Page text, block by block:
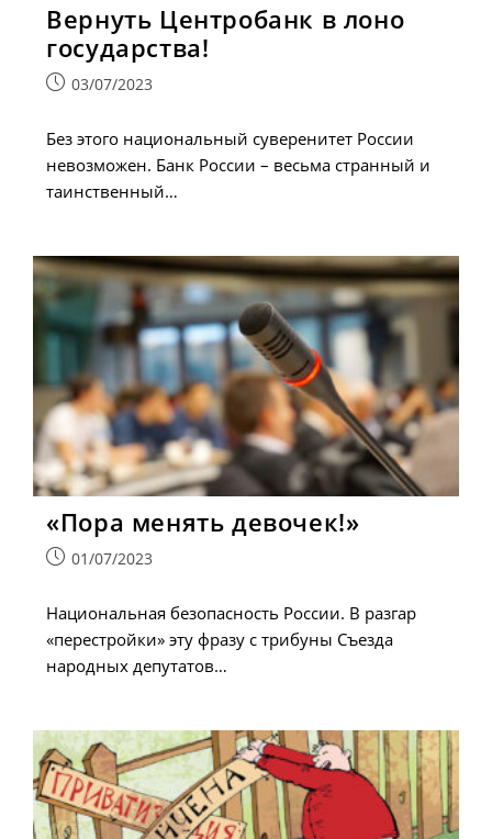
Вернуть Центробанк в лоно
государства!
Запись03/07/2023
Без этого национальный суверенитет России
невозможен. Банк России – весьма странный и
таинственный…
«Пора менять девочек!»
Запись01/07/2023
Национальная безопасность России. В разгар
«перестройки» эту фразу с трибуны Съезда
народных депутатов…